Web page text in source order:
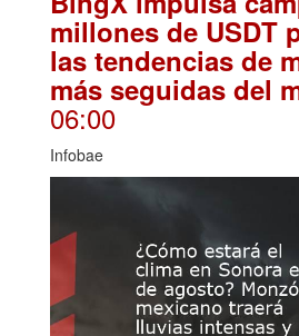
millones de USDT
las tendencias de
más seguidas del
06:00
Infobae